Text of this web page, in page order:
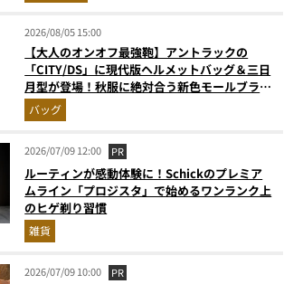
2026/08/05 15:00
【大人のオンオフ最強鞄】アントラックの
「CITY/DS」に現代版ヘルメットバッグ＆三日
月型が登場！秋服に絶対合う新色モールブラウ
ンが傑作
バッグ
2026/07/09 12:00 PR
ルーティンが感動体験に！Schickのプレミア
ムライン「プロジスタ」で始めるワンランク上
のヒゲ剃り習慣
雑貨
2026/07/09 10:00 PR